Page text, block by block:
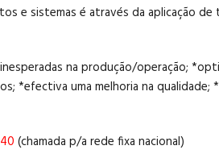
e sistemas é através da aplicação
na produção/operação;
*efectiva uma melhoria na qualidade;
(chamada p/a rede fixa nacional)